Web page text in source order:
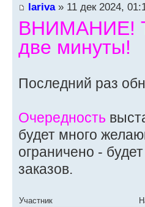
lariva» 11 дек 2024,
ВНИМАНИЕ!
две минуты!
Последний раз
Очередность
будет много
ограничено -
заказов.
Участник